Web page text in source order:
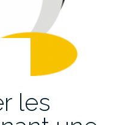
les